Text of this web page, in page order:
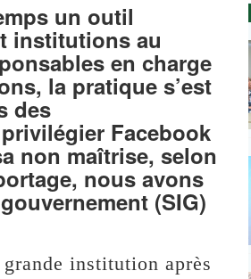
un outil
institutions au
en charge
la pratique s’est
des
Facebook
non maîtrise, selon
nous avons
(SIG)
institution après